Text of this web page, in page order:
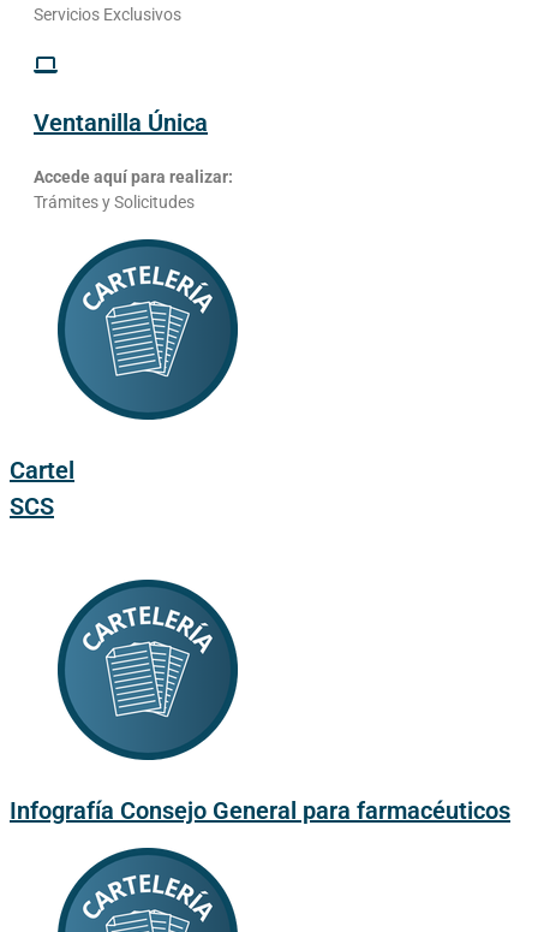
Servicios Exclusivos
Ventanilla Única
Accede aquí para realizar:
Trámites y Solicitudes
Cartel
SCS
Infografía Consejo General para farmacéuticos